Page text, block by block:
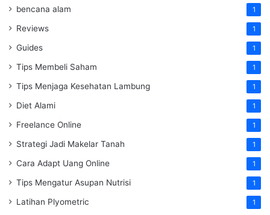
bencana alam 1
Reviews 1
Guides 1
Tips Membeli Saham 1
Tips Menjaga Kesehatan Lambung 1
Diet Alami 1
Freelance Online 1
Strategi Jadi Makelar Tanah 1
Cara Adapt Uang Online 1
Tips Mengatur Asupan Nutrisi 1
Latihan Plyometric 1